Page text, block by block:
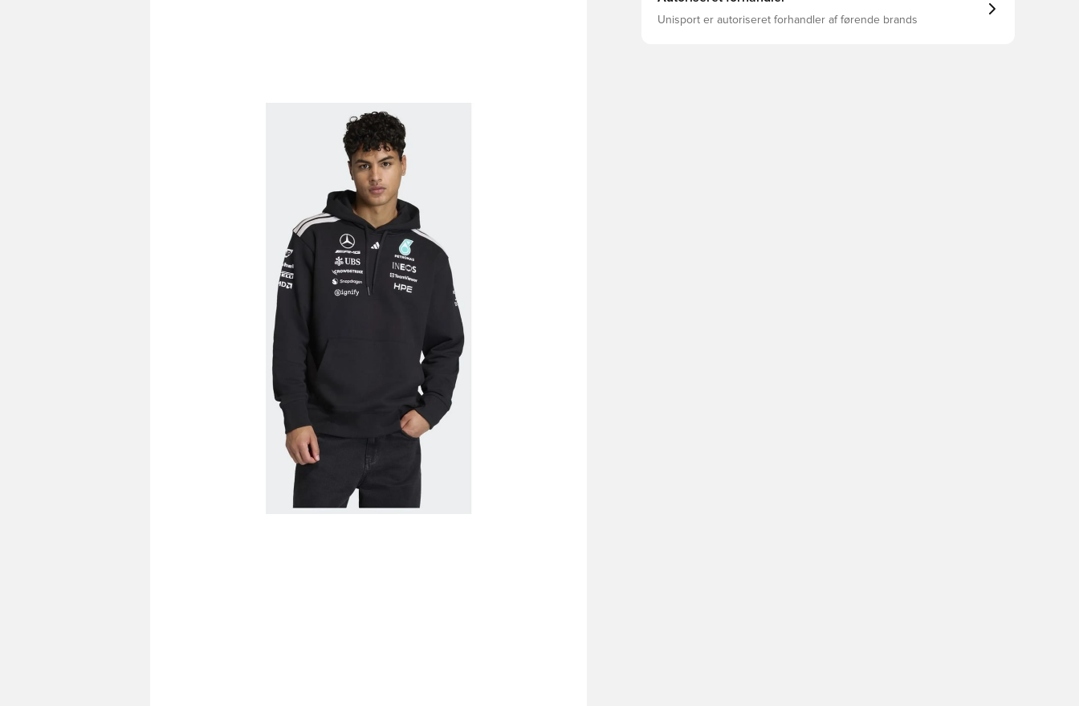
Unisport er autoriseret forhandler af førende brands